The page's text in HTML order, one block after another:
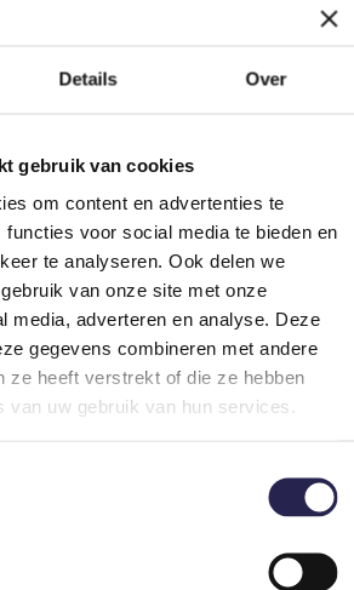
Details Over
gebruik van cookies
om content en advertenties te
functies voor social media te bieden en
te analyseren. Ook delen we
van onze site met onze
media, adverteren en analyse. Deze
gegevens combineren met andere
ze heeft verstrekt of die ze hebben
van uw gebruik van hun services.
Heb je een vraag voor ons? Stel